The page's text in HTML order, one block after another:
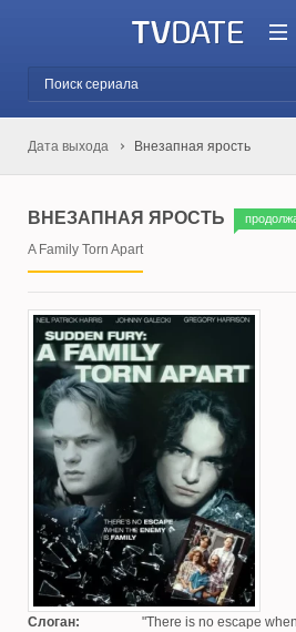
Дата выхода Внезапная ярость
ВНЕЗАПНАЯ ЯРОСТЬ
A Family Torn Apart
Слоган:
There is no escape